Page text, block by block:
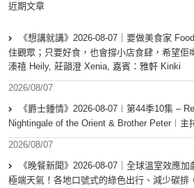
近期文章
《想講就講》2026-08-07｜要做美食家
住觀眾；只要好食，也會撐小店食肆，希望佢
溱禧 Heily, 莊韻澄 Xenia, 嘉賓：雅軒 Kinki
2026/08/07
《爵士鍾情》2026-08-07︱第44季10集 –
Nightingale of the Orient & Brother Peter︱主
2026/08/07
《晚餐新聞》2026-08-07｜全球溫室效應
極端天氣！各地口號式的綠色出行、減少碳排